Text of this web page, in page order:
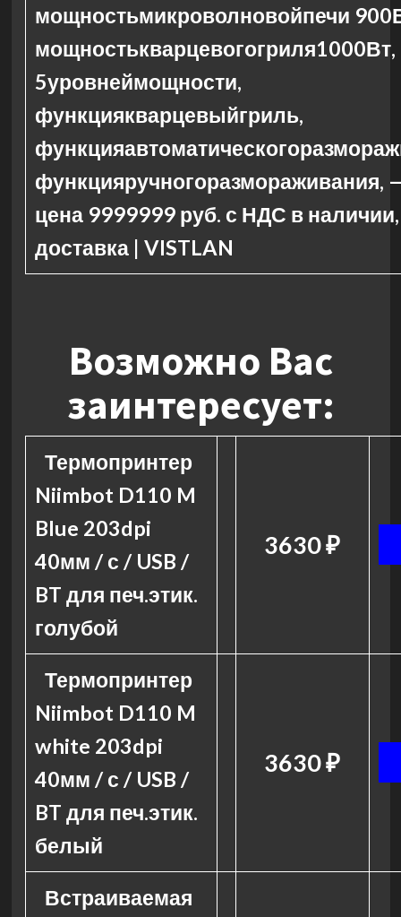
мощностьмикроволновойпечи
мощностькварцевогогриля1000Вт,
5уровнеймощности,
функциякварцевыйгриль,
функцияручногоразмораживания,
цена 9999999 руб. с НДС в наличии,
доставка | VISTLAN
Возможно Вас
заинтересует:
Термопринтер
Niimbot D110 M
Blue 203dpi
40мм / с / USB /
BT для печ.этик.
голубой
3630 ₽
Термопринтер
Niimbot D110 M
white 203dpi
40мм / с / USB /
BT для печ.этик.
белый
3630 ₽
Встраиваемая